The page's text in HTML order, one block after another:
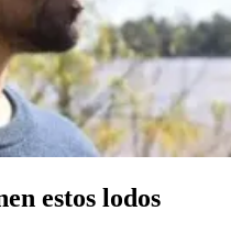
estos lodos